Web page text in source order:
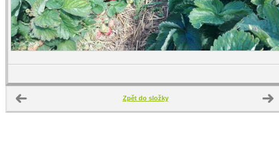
Zpět do složky